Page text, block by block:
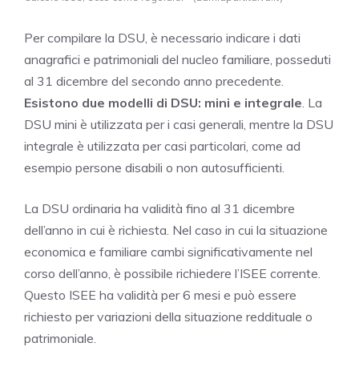
Per compilare la DSU, è necessario indicare i dati
anagrafici e patrimoniali del nucleo familiare, posseduti
al 31 dicembre del secondo anno precedente.
Esistono due modelli di DSU: mini e integrale . La
DSU mini è utilizzata per i casi generali, mentre la DSU
integrale è utilizzata per casi particolari, come ad
esempio persone disabili o non autosufficienti.
La DSU ordinaria ha validità fino al 31 dicembre
dell’anno in cui è richiesta. Nel caso in cui la situazione
economica e familiare cambi significativamente nel
corso dell’anno, è possibile richiedere l’ISEE corrente.
Questo ISEE ha validità per 6 mesi e può essere
richiesto per variazioni della situazione reddituale o
patrimoniale.